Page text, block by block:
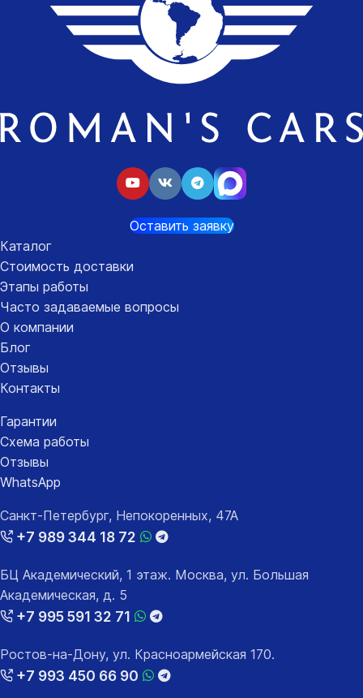
Оставить заявку
Каталог
Стоимость доставки
Этапы работы
Часто задаваемые вопросы
О компании
Блог
Отзывы
Контакты
Гарантии
Схема работы
Отзывы
WhatsApp
Санкт-Петербург, Непокоренных, 47А
+7 989 344 18 72
БЦ Академический, 1 этаж. Москва, ул. Большая
Академическая, д. 5
+7 995 591 32 71
Ростов-на-Дону, ул. Красноармейская 170.
+7 993 450 66 90